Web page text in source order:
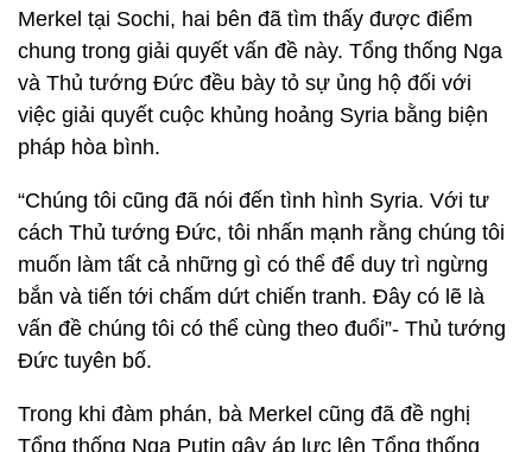
Merkel tại Sochi, hai bên đã tìm thấy được điểm
chung trong giải quyết vấn đề này. Tổng thống Nga
và Thủ tướng Đức đều bày tỏ sự ủng hộ đối với
việc giải quyết cuộc khủng hoảng Syria bằng biện
pháp hòa bình.
“Chúng tôi cũng đã nói đến tình hình Syria. Với tư
cách Thủ tướng Đức, tôi nhấn mạnh rằng chúng tôi
muốn làm tất cả những gì có thể để duy trì ngừng
bắn và tiến tới chấm dứt chiến tranh. Đây có lẽ là
vấn đề chúng tôi có thể cùng theo đuổi”- Thủ tướng
Đức tuyên bố.
Trong khi đàm phán, bà Merkel cũng đã đề nghị
Tổng thống Nga Putin gây áp lực lên Tổng thống